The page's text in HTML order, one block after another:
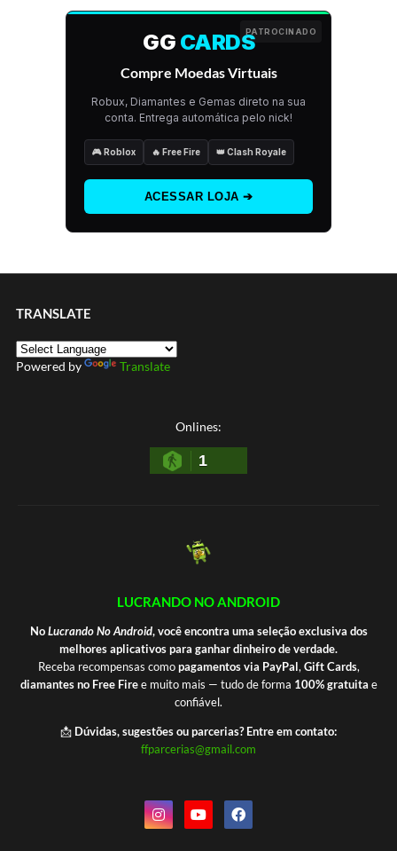
PATROCINADO
GG CARDS
Compre Moedas Virtuais
Robux, Diamantes e Gemas direto na sua
conta. Entrega automática pelo nick!
🎮 Roblox 🔥 Free Fire 👑 Clash Royale
ACESSAR LOJA ➔
TRANSLATE
Powered by Translate
Onlines:
1
LUCRANDO NO ANDROID
NoLucrando No Android, você encontra uma seleção exclusiva dos
melhores aplicativos para ganhar dinheiro de verdade.
Receba recompensas comopagamentos via PayPal, Gift Cards,
diamantes no Free Firee muito mais — tudo de forma 100% gratuita e
confiável.
📩 Dúvidas, sugestões ou parcerias? Entre em contato:
ffparcerias@gmail.com